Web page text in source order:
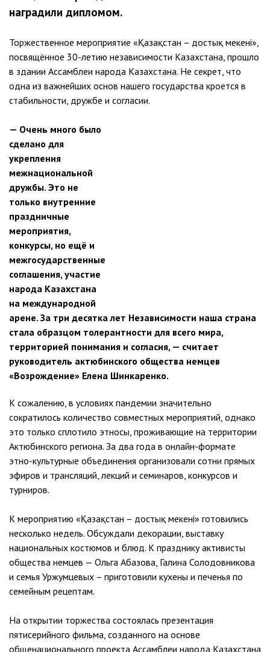
наградили дипломом.
Торжественное мероприятие «Қазақстан – достық мекені»,
посвящённое 30-летию независимости Казахстана, прошло
в здании Ассамблеи народа Казахстана. Не секрет, что
одна из важнейших основ нашего государства кроется в
стабильности, дружбе и согласии.
— Очень много было
сделано для
укрепления
межнациональной
дружбы. Это не
только внутренние
праздничные
мероприятия,
конкурсы, но ещё и
межгосударственные
соглашения, участие
народа Казахстана
на международной
арене. За три десятка лет Независимости наша страна
стала образцом толерантности для всего мира,
территорией понимания и согласия, — считает
руководитель актюбинского общества немцев
«Возрождение» Елена Шинкаренко.
К сожалению, в условиях пандемии значительно
сократилось количество совместных мероприятий, однако
это только сплотило этносы, проживающие на территории
Актюбинского региона. За два года в онлайн-формате
этно-культурные объединения организовали сотни прямых
эфиров и трансляций, лекций и семинаров, конкурсов и
турниров.
К мероприятию «Қазақстан – достық мекені» готовились
несколько недель. Обсуждали декорации, выставку
национальных костюмов и блюд. К празднику активисты
общества немцев — Ольга Абазова, Галина Солодовникова
и семья Уржумцевых – приготовили кухены и печенья по
семейным рецептам.
На открытии торжества состоялась презентация
пятисерийного фильма, созданного на основе
общенационального проекта Ассамблеи народа Казахстана